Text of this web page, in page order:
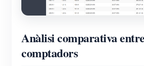
Anàlisi comparativa
comptadors